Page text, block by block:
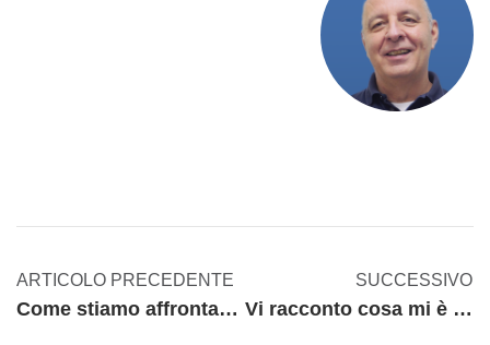
ARTICOLO PRECEDENTE
Come stiamo affrontando l’emergenza Coronavirus in MICROingranaggi
SUCCESSIVO
Vi racconto cosa mi è successo un paio di giorni fa